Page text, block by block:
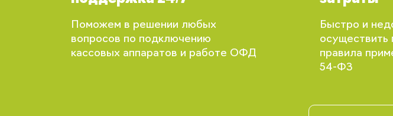
Поможем в решении любых
вопросов по подключению
кассовых аппаратов и работе ОФД
Быстро и
осуществить
правила
54-ФЗ
заказов и